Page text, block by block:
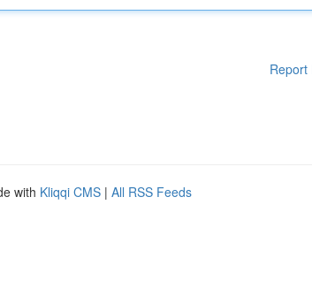
Report
with Kliqqi CMS | All RSS Feeds